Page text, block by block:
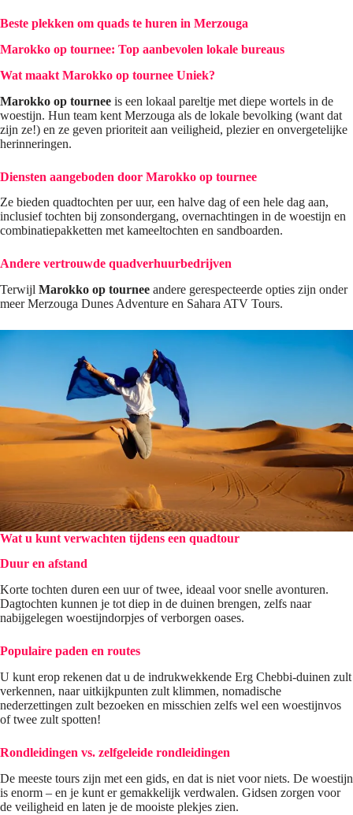
Beste plekken om quads te huren in Merzouga
Marokko op tournee: Top aanbevolen lokale bureaus
Wat maakt Marokko op tournee Uniek?
Marokko op tournee is een lokaal pareltje met diepe wortels in de
woestijn. Hun team kent Merzouga als de lokale bevolking (want dat
zijn ze!) en ze geven prioriteit aan veiligheid, plezier en onvergetelijke
herinneringen.
Diensten aangeboden door Marokko op tournee
Ze bieden quadtochten per uur, een halve dag of een hele dag aan,
inclusief tochten bij zonsondergang, overnachtingen in de woestijn en
combinatiepakketten met kameeltochten en sandboarden.
Andere vertrouwde quadverhuurbedrijven
Terwijl Marokko op tournee andere gerespecteerde opties zijn onder
meer Merzouga Dunes Adventure en Sahara ATV Tours.
Wat u kunt verwachten tijdens een quadtour
Duur en afstand
Korte tochten duren een uur of twee, ideaal voor snelle avonturen.
Dagtochten kunnen je tot diep in de duinen brengen, zelfs naar
nabijgelegen woestijndorpjes of verborgen oases.
Populaire paden en routes
U kunt erop rekenen dat u de indrukwekkende Erg Chebbi-duinen zult
verkennen, naar uitkijkpunten zult klimmen, nomadische
nederzettingen zult bezoeken en misschien zelfs wel een woestijnvos
of twee zult spotten!
Rondleidingen vs. zelfgeleide rondleidingen
De meeste tours zijn met een gids, en dat is niet voor niets. De woestijn
is enorm – en je kunt er gemakkelijk verdwalen. Gidsen zorgen voor
de veiligheid en laten je de mooiste plekjes zien.